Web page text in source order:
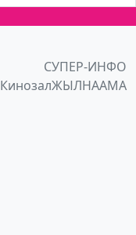
СУПЕР-ИНФО
КинозалЖЫЛНААМА